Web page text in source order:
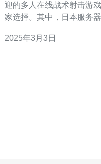
迎的多人在线战术射击游
家选择。其中，日本服务
英雄日本服务器的一个常
2025年3月3日